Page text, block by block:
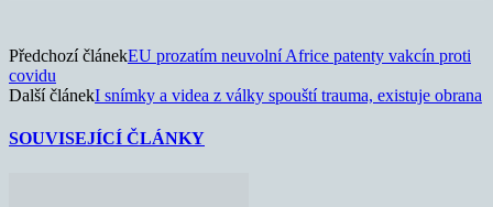
Předchozí článekEU prozatím neuvolní Africe patenty vakcín proti
covidu
Další článekI snímky a videa z války spouští trauma, existuje obrana
SOUVISEJÍCÍ ČLÁNKY